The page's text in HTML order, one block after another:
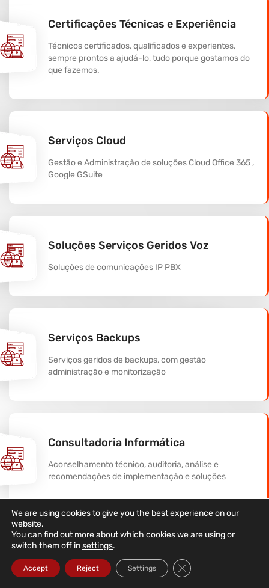
Certificações Técnicas e Experiência
Técnicos certificados, qualificados e experientes,
sempre prontos a ajudá-lo, tudo porque gostamos do
que fazemos.
Serviços Cloud
Gestão e Administração de soluções Cloud Office 365 ,
Google GSuite
Soluções Serviços Geridos Voz
Soluções de comunicações IP PBX
Serviços Backups
Serviços geridos de backups, com gestão
administração e monitorização
Consultadoria Informática
Aconselhamento técnico, auditoria, análise e
recomendações de implementação e soluções
Serviços de Instalação de Cablagem
Informática
We are using cookies to give you the best experience on our
website.
You can find out more about which cookies we are using or
switch them off insettings.
Accept Reject Settings Close GDPR Cookie